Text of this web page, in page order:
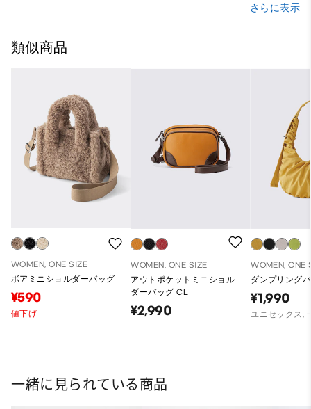
さらに表示
類似商品
WOMEN, ONE SIZE
ボアミニショルダーバッグ
¥590
値下げ
WOMEN, ONE SIZE
アウトポケットミニショル
ダーバッグ CL
¥2,990
WOMEN, ONE
ダンプリング
¥1,990
ユニセックス,
一緒に見られている商品